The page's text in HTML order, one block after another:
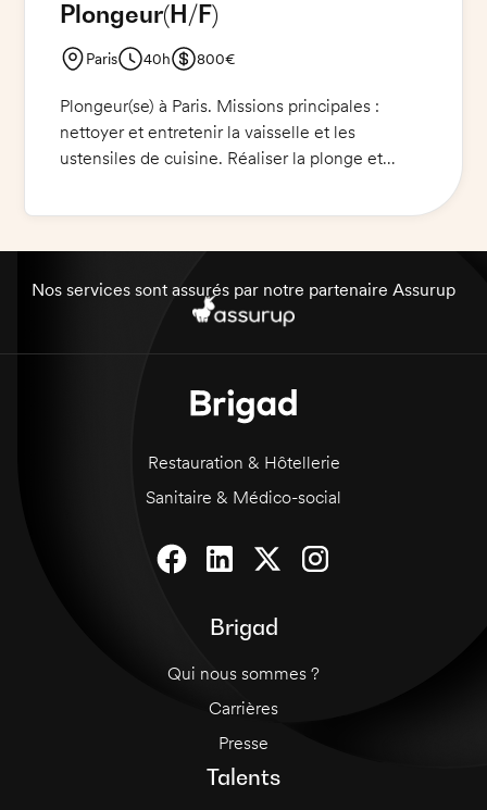
Plongeur(H/F)
Paris 40h 800€
Plongeur(se) à Paris. Missions principales :
nettoyer et entretenir la vaisselle et les
ustensiles de cuisine. Réaliser la plonge et
propreté des équipements et des locaux.
HACCP.
Nos services sont assurés par notre partenaire Assurup
Restauration & Hôtellerie
Sanitaire & Médico-social
Brigad
Qui nous sommes ?
Carrières
Presse
Talents